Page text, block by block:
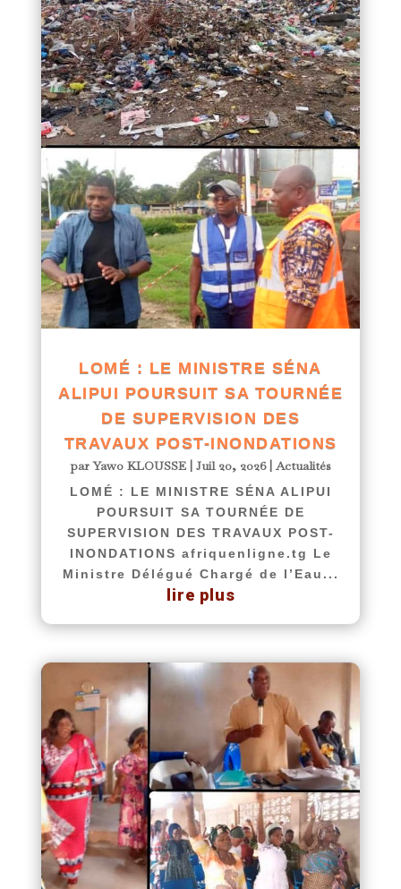
LOMÉ : LE MINISTRE SÉNA
ALIPUI POURSUIT SA TOURNÉE
DE SUPERVISION DES
TRAVAUX POST-INONDATIONS
parYawo KLOUSSE| Juil 20, 2026|Actualités
LOMÉ : LE MINISTRE SÉNA ALIPUI
POURSUIT SA TOURNÉE DE
SUPERVISION DES TRAVAUX POST-
INONDATIONS afriquenligne.tg Le
Ministre Délégué Chargé de l’Eau...
lire plus